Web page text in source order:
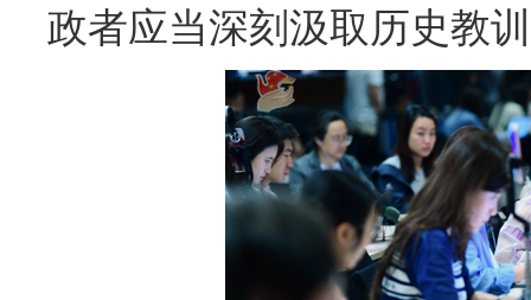
政者应当深刻汲取历史教